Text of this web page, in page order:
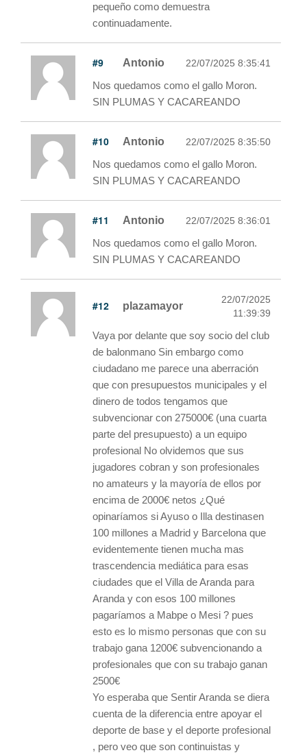
pequeño como demuestra
continuadamente.
#9 Antonio 22/07/2025 8:35:41
Nos quedamos como el gallo Moron.
SIN PLUMAS Y CACAREANDO
#10 Antonio 22/07/2025 8:35:50
Nos quedamos como el gallo Moron.
SIN PLUMAS Y CACAREANDO
#11 Antonio 22/07/2025 8:36:01
Nos quedamos como el gallo Moron.
SIN PLUMAS Y CACAREANDO
#12 plazamayor
22/07/2025
11:39:39
Vaya por delante que soy socio del club
de balonmano Sin embargo como
ciudadano me parece una aberración
que con presupuestos municipales y el
dinero de todos tengamos que
subvencionar con 275000€ (una cuarta
parte del presupuesto) a un equipo
profesional No olvidemos que sus
jugadores cobran y son profesionales
no amateurs y la mayoría de ellos por
encima de 2000€ netos ¿Qué
opinaríamos si Ayuso o Illa destinasen
100 millones a Madrid y Barcelona que
evidentemente tienen mucha mas
trascendencia mediática para esas
ciudades que el Villa de Aranda para
Aranda y con esos 100 millones
pagaríamos a Mabpe o Mesi ? pues
esto es lo mismo personas que con su
trabajo gana 1200€ subvencionando a
profesionales que con su trabajo ganan
2500€
Yo esperaba que Sentir Aranda se diera
cuenta de la diferencia entre apoyar el
deporte de base y el deporte profesional
, pero veo que son continuistas y